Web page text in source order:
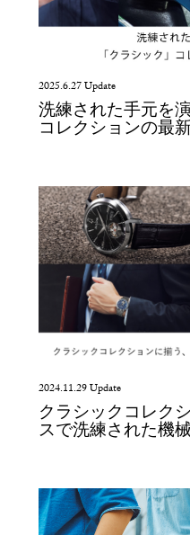
2025.6.27 Update
洗練された手元を
コレクションの最
2024.11.29 Update
クラシックコレク
スで洗練された機